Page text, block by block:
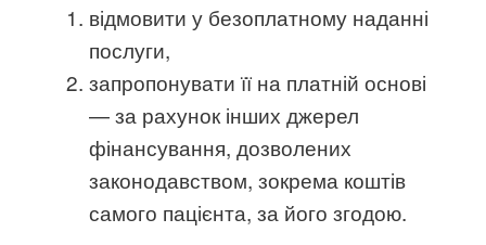
відмовити у безоплатному наданні
послуги,
запропонувати її на платній основі
— за рахунок інших джерел
фінансування, дозволених
законодавством, зокрема коштів
самого пацієнта, за його згодою.